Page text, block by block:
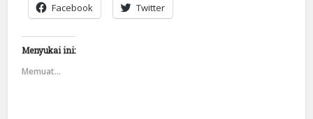
Facebook Twitter
Menyukai ini:
Memuat...